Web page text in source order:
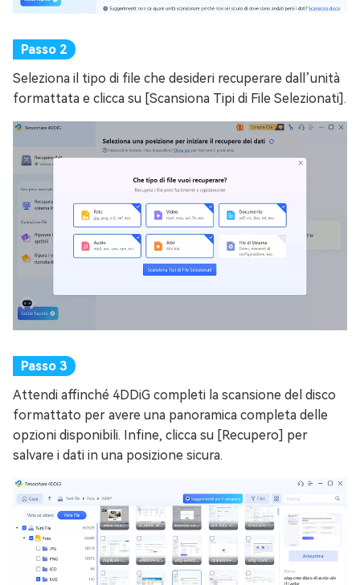
Seleziona il tipo di file che desideri recuperare dall’unità
formattata e clicca su [Scansiona Tipi di File Selezionati].
Attendi affinché 4DDiG completi la scansione del disco
formattato per avere una panoramica completa delle
opzioni disponibili. Infine, clicca su [Recupero] per
salvare i dati in una posizione sicura.